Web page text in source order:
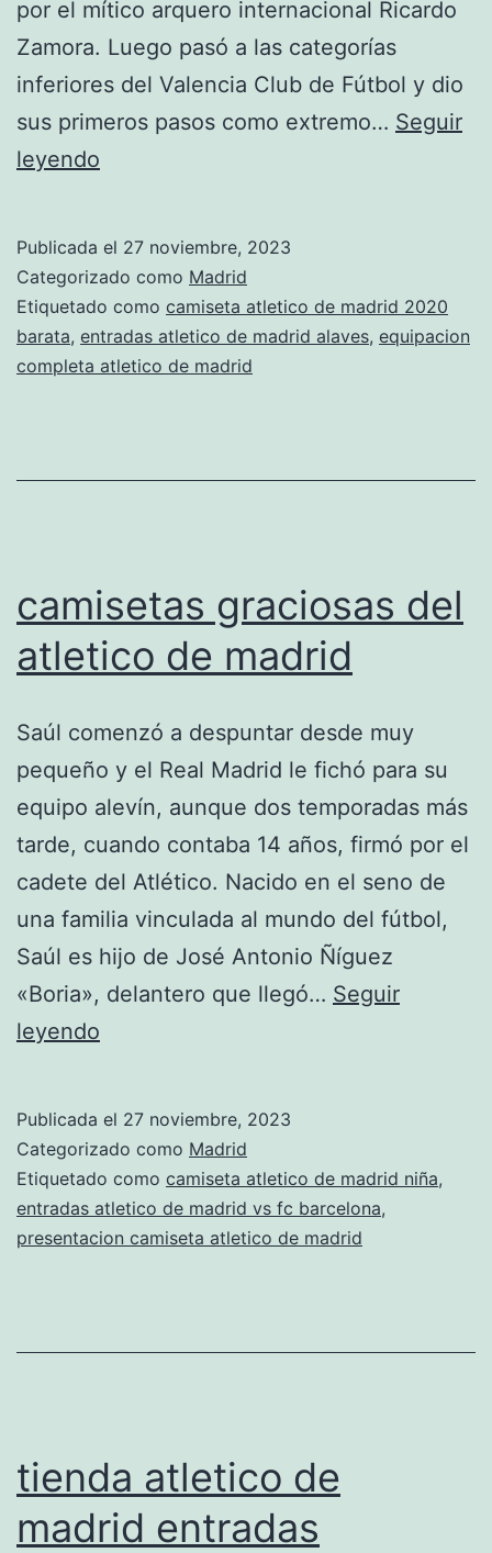
por el mítico arquero internacional Ricardo
Zamora. Luego pasó a las categorías
inferiores del Valencia Club de Fútbol y dio
sus primeros pasos como extremo… Seguir
leyendo
de
madrid
Publicada el 27 noviembre, 2023
Categorizado como Madrid
Etiquetado como camiseta atletico de madrid 2020
barata, entradas atletico de madrid alaves, equipacion
completa atletico de madrid
camisetas graciosas del
atletico de madrid
Saúl comenzó a despuntar desde muy
pequeño y el Real Madrid le fichó para su
equipo alevín, aunque dos temporadas más
tarde, cuando contaba 14 años, firmó por el
cadete del Atlético. Nacido en el seno de
una familia vinculada al mundo del fútbol,
Saúl es hijo de José Antonio Ñíguez
«Boria», delantero que llegó… Seguir
leyendo
atletico
de
madrid
Publicada el 27 noviembre, 2023
Categorizado como Madrid
Etiquetado como camiseta atletico de madrid niña,
entradas atletico de madrid vs fc barcelona,
presentacion camiseta atletico de madrid
tienda atletico de
madrid entradas